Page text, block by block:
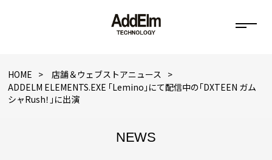
HOME
店舗＆ウェブストアニュース
ADDELM ELEMENTS.EXE 「Lemino」にて配信中の「DXTEEN ガム
シャRush！」に出演
NEWS